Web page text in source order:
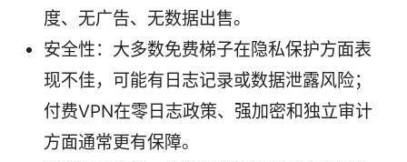
度、无广告、无数据出售。
安全性：大多数免费梯子在隐私保护方面表
现不佳，可能有日志记录或数据泄露风险；
付费VPN在零日志政策、强加密和独立审计
方面通常更有保障。